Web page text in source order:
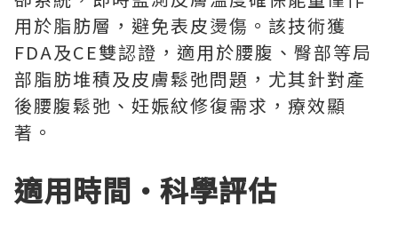
用於脂肪層，避免表皮燙傷。該技術獲
FDA及CE雙認證，適用於腰腹、臀部等局
部脂肪堆積及皮膚鬆弛問題，尤其針對產
後腰腹鬆弛、妊娠紋修復需求，療效顯
著。
適用時間·科學評估